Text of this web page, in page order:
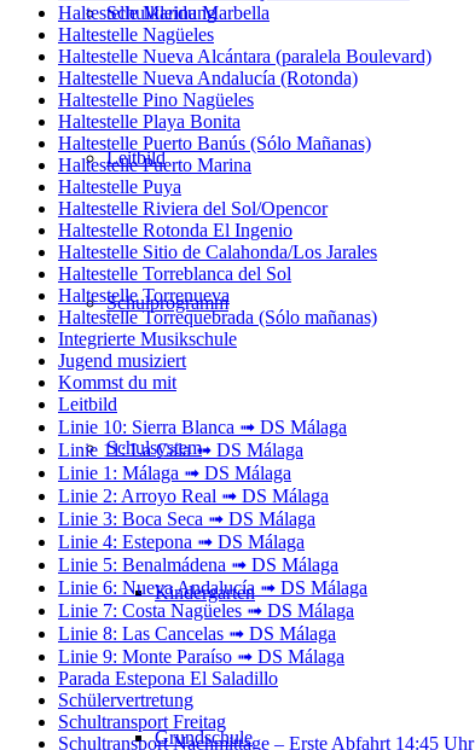
Schulkleidung
Leitbild
Schulprogramm
Schulsystem
Kindergarten
Grundschule
Haltestelle Marina Marbella
Haltestelle Nagüeles
Haltestelle Nueva Alcántara (paralela Boulevard)
Haltestelle Nueva Andalucía (Rotonda)
Haltestelle Pino Nagüeles
Haltestelle Playa Bonita
Haltestelle Puerto Banús (Sólo Mañanas)
Haltestelle Puerto Marina
Haltestelle Puya
Haltestelle Riviera del Sol/Opencor
Haltestelle Rotonda El Ingenio
Haltestelle Sitio de Calahonda/Los Jarales
Haltestelle Torreblanca del Sol
Haltestelle Torrenueva
Haltestelle Torrequebrada (Sólo mañanas)
Integrierte Musikschule
Jugend musiziert
Kommst du mit
Leitbild
Linie 10: Sierra Blanca ➟ DS Málaga
Linie 11: La Cala ➟ DS Málaga
Linie 1: Málaga ➟ DS Málaga
Linie 2: Arroyo Real ➟ DS Málaga
Linie 3: Boca Seca ➟ DS Málaga
Linie 4: Estepona ➟ DS Málaga
Linie 5: Benalmádena ➟ DS Málaga
Linie 6: Nueva Andalucía ➟ DS Málaga
Linie 7: Costa Nagüeles ➟ DS Málaga
Linie 8: Las Cancelas ➟ DS Málaga
Linie 9: Monte Paraíso ➟ DS Málaga
Parada Estepona El Saladillo
Schülervertretung
Schultransport Freitag
Schultransport Nachmittage – Erste Abfahrt 14:45 Uhr